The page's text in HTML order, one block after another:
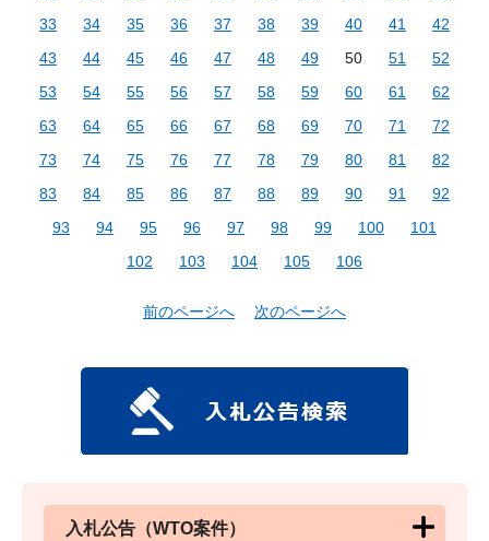
33
34 35 36 37 38 39 40 41
42
43
44 45 46 47 48 49 50 51
52
53
54 55 56 57 58 59 60 61
62
63
64 65 66 67 68 69 70 71
72
73
74 75 76 77 78 79 80 81
82
83
84 85 86 87 88 89 90 91
92
93
94 95 96 97 98 99 100
101
102
103 104 105 106
前のページへ 次のページへ
入札公告（WTO案件）